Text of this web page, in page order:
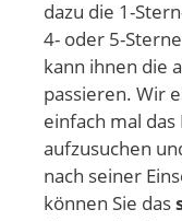
dazu die 1-
4- oder 5-
kann ihnen die
passieren. Wir
einfach mal
aufzusuchen
nach seiner
können Sie das